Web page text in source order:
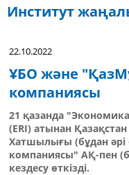
Институт
22.10.2022
ҰБО және
компаниясы
21 қазанда
(ERI) атынан
Хатшылығы (бұдан
компаниясы" АҚ-пен
кездесу өткізді.